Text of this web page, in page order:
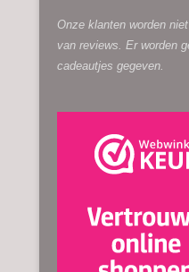
Onze klanten worden
van reviews. Er worden
cadeautjes gegeven.